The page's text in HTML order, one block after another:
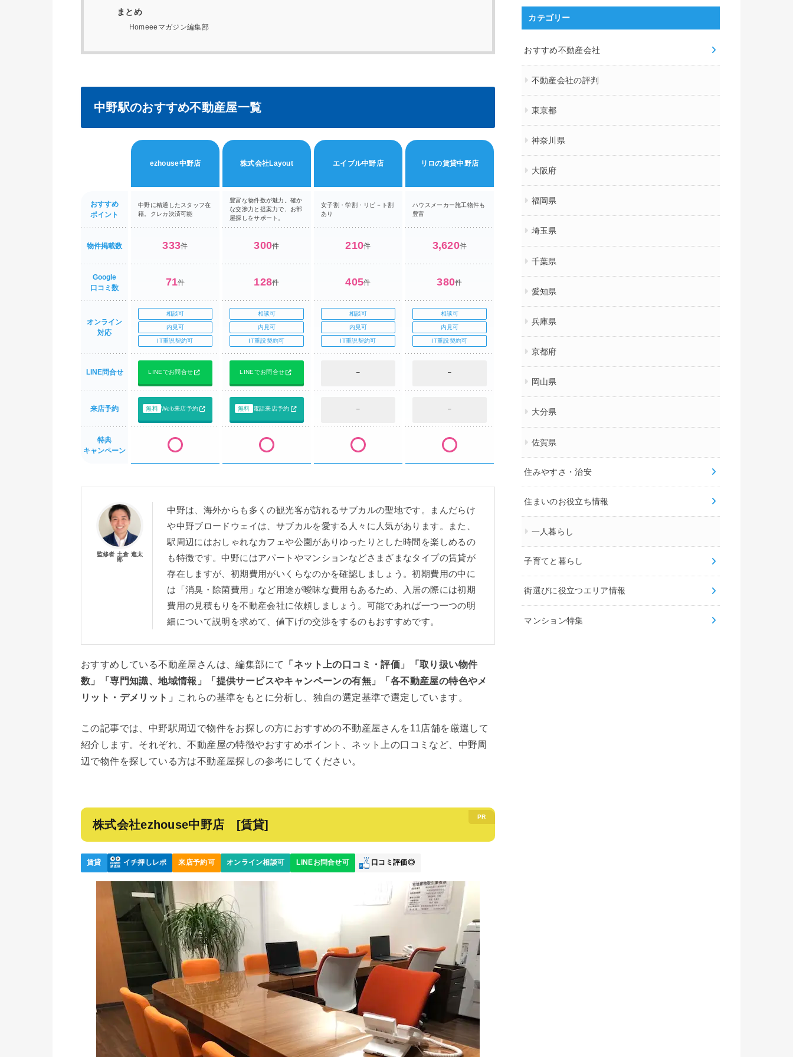
まとめ
Homeeeマガジン編集部
中野駅のおすすめ不動産屋一覧
ezhouse中野店 株式会社Layout エイブル中野店 リロの賃貸中野店
アパマンショップ中野
おすすめ
ポイント
物件掲載数
Google
口コミ数
オンライン
対応
LINE問合せ
来店予約
特典
キャンペーン
中野に精通したスタッフ在
籍。クレカ決済可能
333件
71件
相談可
内見可
IT重説契約可
LINEでお問合せ
無料 Web来店予約
豊富な物件数が魅力。確か
な交渉力と提案力で、お部
屋探しをサポート。
300件
128件
相談可
内見可
IT重説契約可
LINEでお問合せ
無料 電話来店予約
女子割・学割・リピ－ト割
あり
210件
405件
相談可
内見可
IT重説契約可
–
–
ハウスメーカー施工物件も
豊富
3,620件
380件
相談可
内見可
IT重説契約可
–
–
–件
内見可
–
–
–件 2,591
監修者 土倉 進太
郎
中野は、海外からも多くの観光客が訪れるサブカルの聖地です。まんだらけ
や中野ブロードウェイは、サブカルを愛する人々に人気があります。また、
駅周辺にはおしゃれなカフェや公園がありゆったりとした時間を楽しめるの
も特徴です。中野にはアパートやマンションなどさまざまなタイプの賃貸が
存在しますが、初期費用がいくらなのかを確認しましょう。初期費用の中に
は「消臭・除菌費用」など用途が曖昧な費用もあるため、入居の際には初期
費用の見積もりを不動産会社に依頼しましょう。可能であれば一つ一つの明
細について説明を求めて、値下げの交渉をするのもおすすめです。
おすすめしている不動産屋さんは、編集部にて
「ネット上の口コミ・評価」「取り扱い物件
数」「専門知識、地域情報」「提供サービスやキャンペーンの有無」「各不動産屋の特色やメ
リット・デメリット」
これらの基準をもとに分析し、独自の選定基準で選定しています。
この記事では、中野駅周辺で物件をお探しの方におすすめの不動産屋さんを11店舗を厳選して
紹介します。それぞれ、不動産屋の特徴やおすすめポイント、ネット上の口コミなど、中野周
辺で物件を探している方は不動産屋探しの参考にしてください。
株式会社ezhouse中野店 [賃貸]
賃貸 イチ押しレポ 来店予約可 オンライン相談可 LINEお問合せ可 口コミ評価◎
カテゴリー
おすすめ不動産会社
不動産会社の評判
東京都
神奈川県
大阪府
福岡県
埼玉県
千葉県
愛知県
兵庫県
京都府
岡山県
大分県
佐賀県
住みやすさ・治安
住まいのお役立ち情報
一人暮らし
子育てと暮らし
街選びに役立つエリア情報
マンション特集